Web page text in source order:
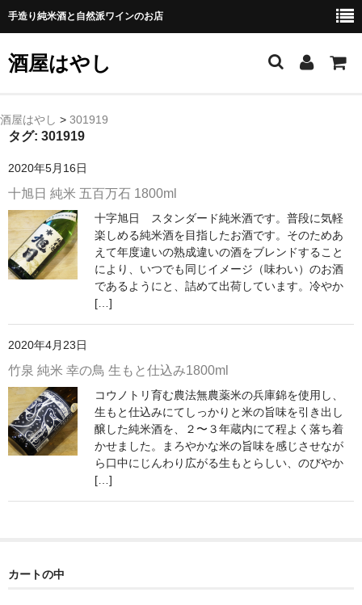
手造り純米酒と自然派ワインのお店
酒屋はやし
ホーム
純 米 酒
よえもん 川村酒造店（岩手県花巻市）
田从･月下の舞 舞鶴酒造（秋田県横手市）
綿屋 金の井酒造（宮城県栗原市）
宗玄 宗玄酒造（石川県珠洲市）
神亀 神亀酒造（埼玉県蓮田市）
隆・丹沢山 川西屋酒造店（神奈川県足柄上郡）
長珍 長珍酒造（愛知県津島市）
天遊琳・伊勢の白酒 タカハシ酒造（三重県四日市市）
酒屋はやし > 301919
タグ: 301919
2020年5月16日
十旭日 純米 五百万石 1800ml
十字旭日 スタンダード純米酒です。普段に気軽
楽しめる純米酒を目指したお酒です。そのためあ
えて年度違いの熟成違いの酒をブレンドすること
により、いつでも同じイメージ（味わい）のお酒
であるようにと、詰めて出荷しています。冷やか
[…]
2020年4月23日
竹泉 純米 幸の鳥 生もと仕込み1800ml
コウノトリ育む農法無農薬米の兵庫錦を使用し、
生もと仕込みにてしっかりと米の旨味を引き出し
醸した純米酒を、２〜３年蔵内にて程よく落ち着
かせました。まろやかな米の旨味を感じさせなが
ら口中にじんわり広がる生もとらしい、のびやか
[…]
カートの中